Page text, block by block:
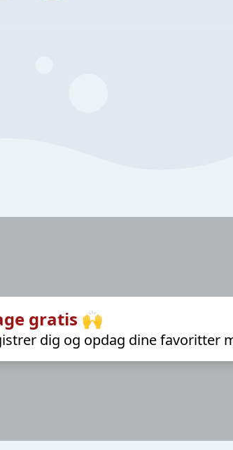
gratis 🙌
dig og opdag dine favoritter